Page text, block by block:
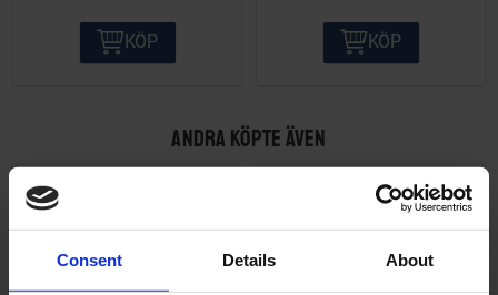
Consent Details About
KÖP KÖP
ANDRA KÖPTE ÄVEN